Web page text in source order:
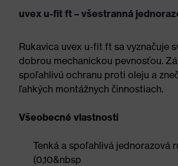
uvex u-fit ft – všestranná
Rukavica uvex u-fit ft sa vyznačuje
dobrou mechanickou pevnosťou.
spoľahlivú ochranu proti oleju a
ľahkých montážnych činnostiach.
Všeobecné vlastnosti
Tenká a spoľahlivá jednorazová
(0,10&nbsp